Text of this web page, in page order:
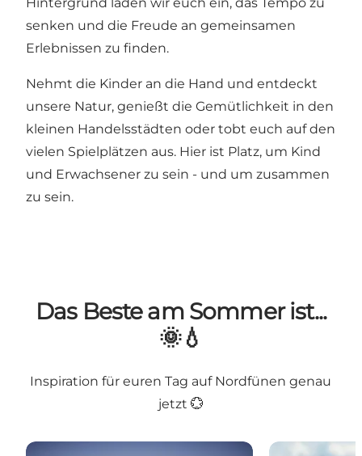
senken und die Freude an gemeinsamen
Erlebnissen zu finden.
Nehmt die Kinder an die Hand und entdeckt
unsere Natur, genießt die Gemütlichkeit in den
kleinen Handelsstädten oder tobt euch auf den
vielen Spielplätzen aus. Hier ist Platz, um Kind
und Erwachsener zu sein - und um zusammen
zu sein.
Das Beste am Sommer ist...
🌞💧
Inspiration für euren Tag auf Nordfünen genau
jetzt 💮
Sommer auf Nordfünen Die besten